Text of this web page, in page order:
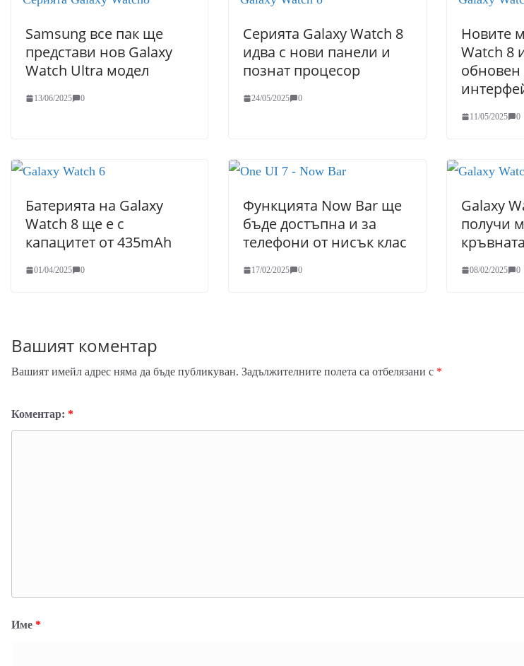
Samsung все пак ще
представи нов Galaxy
Watch Ultra модел
13/06/2025 0
Серията Galaxy Watch 8
идва с нови панели и
познат процесор
24/05/2025 0
Новите
Watch 8
11/05/2025 0
Батерията на Galaxy
Watch 8 ще е с
капацитет от 435mAh
01/04/2025 0
Функцията Now Bar ще
бъде достъпна и за
телефони от нисък клас
17/02/2025 0
Galaxy
получи
08/02/2025 0
Вашият коментар
Вашият имейл адрес няма да бъде публикуван. Задължителните полета са отбелязани с *
Коментар: *
Име *